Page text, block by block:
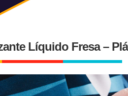
Líquido Fresa –